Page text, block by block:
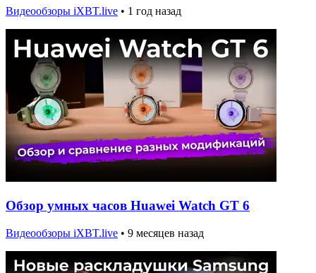
Видеообзоры iXBT.live • 1 год назад
Обзор умных часов Huawei Watch GT 6
Видеообзоры iXBT.live • 9 месяцев назад